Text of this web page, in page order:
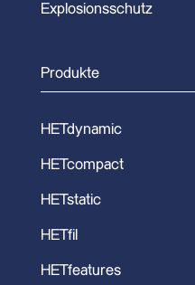
Explosionsschutz
Produkte
HETdynamic
HETcompact
HETstatic
HETfil
HETfeatures